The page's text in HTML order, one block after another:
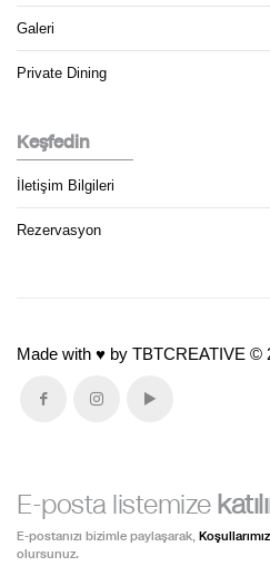
Galeri
Private Dining
Keşfedin
İletişim Bilgileri
Rezervasyon
Made with ♥ by TBTCREATIVE ©
E-posta listemize
E-postanızı bizimle paylaşarak,
olursunuz.